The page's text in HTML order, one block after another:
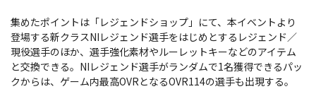
集めたポイントは「レジェンドショップ」にて、本イベントより
登場する新クラスNIレジェンド選手をはじめとするレジェンド／
現役選手のほか、選手強化素材やルーレットキーなどのアイテム
と交換できる。NIレジェンド選手がランダムで1名獲得できるパッ
クからは、ゲーム内最高OVRとなるOVR114の選手も出現する。